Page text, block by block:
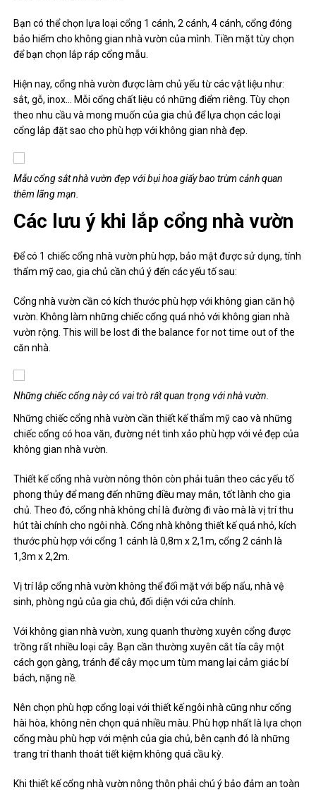
Bạn có thể chọn lựa loại cổng 1 cánh, 2 cánh, 4 cánh, cổng đóng
bảo hiểm cho không gian nhà vườn của mình. Tiền mặt tùy chọn
để bạn chọn lắp ráp cổng mẫu.
Hiện nay, cổng nhà vườn được làm chủ yếu từ các vật liệu như:
sắt, gỗ, inox… Mỗi cổng chất liệu có những điểm riêng. Tùy chọn
theo nhu cầu và mong muốn của gia chủ để lựa chọn các loại
cổng lắp đặt sao cho phù hợp với không gian nhà đẹp.
Mẫu cổng sắt nhà vườn đẹp với bụi hoa giấy bao trùm cảnh quan
thêm lãng mạn.
Các lưu ý khi lắp cổng nhà vườn
Để có 1 chiếc cổng nhà vườn phù hợp, bảo mật được sử dụng, tính
thẩm mỹ cao, gia chủ cần chú ý đến các yếu tố sau:
Cổng nhà vườn cần có kích thước phù hợp với không gian căn hộ
vườn. Không làm những chiếc cổng quá nhỏ với không gian nhà
vườn rộng. This will be lost đi the balance for not time out of the
căn nhà.
Những chiếc cổng này có vai trò rất quan trọng với nhà vườn.
Những chiếc cổng nhà vườn cần thiết kế thẩm mỹ cao và những
chiếc cổng có hoa văn, đường nét tinh xảo phù hợp với vẻ đẹp của
không gian nhà vườn.
Thiết kế cổng nhà vườn nông thôn còn phải tuân theo các yếu tố
phong thủy để mang đến những điều may mắn, tốt lành cho gia
chủ. Theo đó, cổng nhà không chỉ là đường đi vào mà là vị trí thu
hút tài chính cho ngôi nhà. Cổng nhà không thiết kế quá nhỏ, kích
thước phù hợp với cổng 1 cánh là 0,8m x 2,1m, cổng 2 cánh là
1,3m x 2,2m.
Vị trí lắp cổng nhà vườn không thể đối mặt với bếp nấu, nhà vệ
sinh, phòng ngủ của gia chủ, đối diện với cửa chính.
Với không gian nhà vườn, xung quanh thường xuyên cổng được
trồng rất nhiều loại cây. Bạn cần thường xuyên cắt tỉa cây một
cách gọn gàng, tránh để cây mọc um tùm mang lại cảm giác bí
bách, nặng nề.
Nên chọn phù hợp cổng loại với thiết kế ngôi nhà cũng như cổng
hài hòa, không nên chọn quá nhiều màu. Phù hợp nhất là lựa chọn
cổng màu phù hợp với mệnh của gia chủ, bên cạnh đó là những
trang trí thanh thoát tiết kiệm không quá cầu kỳ.
Khi thiết kế cổng nhà vườn nông thôn phải chú ý bảo đảm an toàn